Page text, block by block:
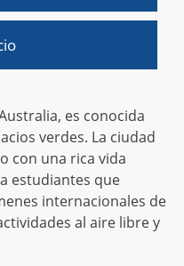
es conocida
verdes. La ciudad
con una rica vida
estudiantes que
internacionales de
al aire libre y